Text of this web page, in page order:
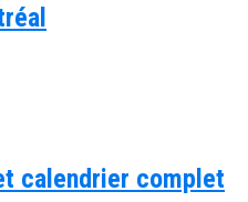
calendrier complet